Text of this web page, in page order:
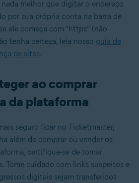
melhor que digitar o endereço
por sua própria conta na barra de
ele começa com “https” (não
tenha certeza, leia nosso guia de
de sites.
ao comprar
da plataforma
seguro ficar no Ticketmaster,
além de comprar ou vender os
certifique-se de tomar
Tome cuidado com links suspeitos e
digitais sejam transferidos